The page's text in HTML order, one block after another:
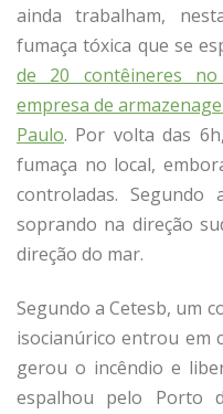
ainda trabalham,
fumaça tóxica que se
de 20 contêineres
empresa de
Paulo. Por volta das
fumaça no local,
controladas.
soprando na direção
direção do mar.
Segundo a Cetesb, um
isocianúrico entrou em
gerou o incêndio e
espalhou pelo Porto